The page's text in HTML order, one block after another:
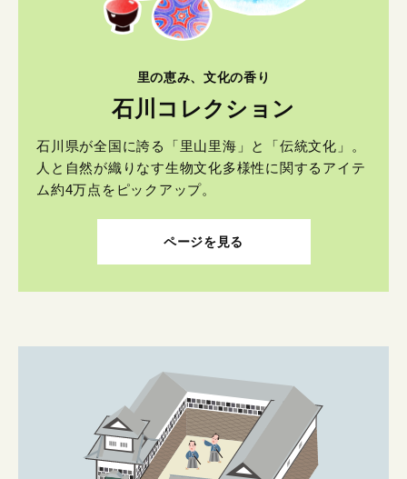
里の恵み、文化の香り
石川コレクション
石川県が全国に誇る「里山里海」と「伝統文化」。
人と自然が織りなす生物文化多様性に関するアイテ
ム約4万点をピックアップ。
ページを見る